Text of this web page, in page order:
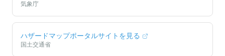
気象庁
ハザードマップポータルサイトを見る
国土交通省